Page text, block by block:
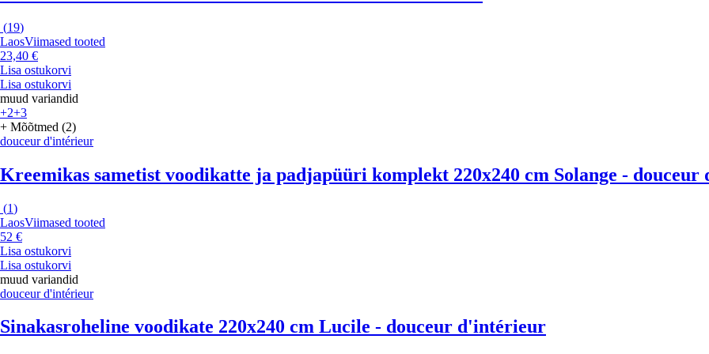
(19)
LaosViimased tooted
23,40 €
Lisa ostukorvi
Lisa ostukorvi
muud variandid
+2+3
+ Mõõtmed (2)
douceur d'intérieur
Kreemikas sametist voodikatte ja padjapüüri komplekt 220x240 cm Solange -
(1)
LaosViimased tooted
52 €
Lisa ostukorvi
Lisa ostukorvi
muud variandid
douceur d'intérieur
Sinakasroheline voodikate 220x240 cm Lucile - douceur d'intérieur